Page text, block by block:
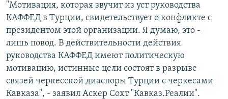
"Мотивация, которая звучит из уст руководства
КАФФЕД в Турции, свидетельствует о конфликте с
президентом этой организации. Я думаю, это -
лишь повод. В действительности действия
руководства КАФФЕД имеют политическую
мотивацию, истинные цели состоят в разрыве
связей черкесской диаспоры Турции с черкесами
Кавказа", - заявил Аскер Сохт "Кавказ.Реалии".